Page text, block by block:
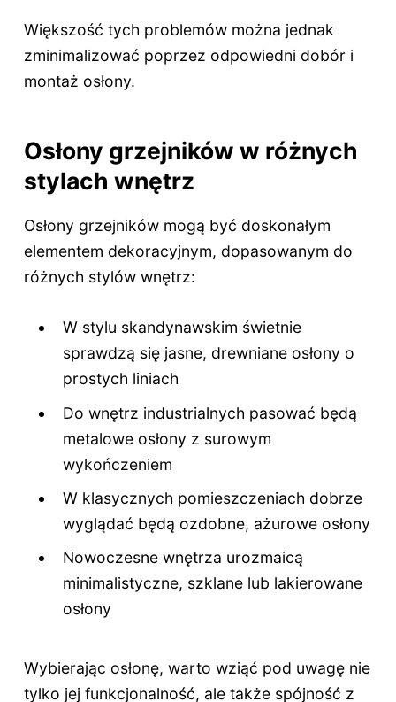
Większość tych problemów można jednak
zminimalizować poprzez odpowiedni dobór i
montaż osłony.
Osłony grzejników w różnych
stylach wnętrz
Osłony grzejników mogą być doskonałym
elementem dekoracyjnym, dopasowanym do
różnych stylów wnętrz:
W stylu skandynawskim świetnie
sprawdzą się jasne, drewniane osłony o
prostych liniach
Do wnętrz industrialnych pasować będą
metalowe osłony z surowym
wykończeniem
W klasycznych pomieszczeniach dobrze
wyglądać będą ozdobne, ażurowe osłony
Nowoczesne wnętrza urozmaicą
minimalistyczne, szklane lub lakierowane
osłony
Wybierając osłonę, warto wziąć pod uwagę nie
tylko jej funkcjonalność, ale także spójność z